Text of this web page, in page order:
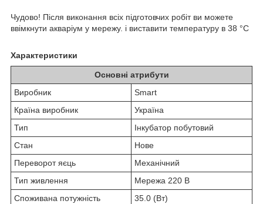
Чудово! Після виконання всіх підготовчих робіт ви можете
ввімкнути акваріум у мережу. і виставити температуру в 38 °C
Характеристики
Основні атрибути
Виробник
Smart
Країна виробник
Україна
Тип
Інкубатор побутовий
Стан
Нове
Переворот яєць
Механічний
Тип живлення
Мережа 220 В
Споживана потужність
35.0 (Вт)